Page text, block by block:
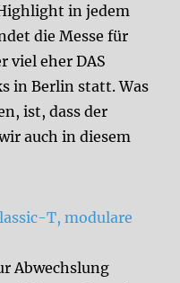
in jedem
die Messe für
viel eher DAS
in Berlin statt. Was
ist, dass der
auch in diesem
T, modulare
Abwechslung